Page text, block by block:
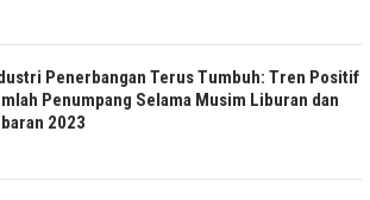
Penerbangan Terus Tumbuh: Tren Positif
Penumpang Selama Musim Liburan dan
2023